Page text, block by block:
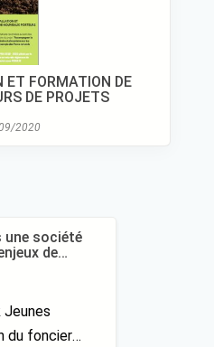
ET FORMATION DE
DE PROJETS
2020
une société
de
Jeunes
du foncier